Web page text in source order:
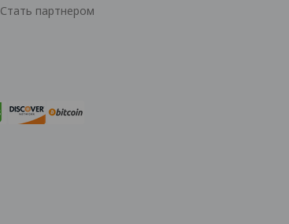
Стать партнером